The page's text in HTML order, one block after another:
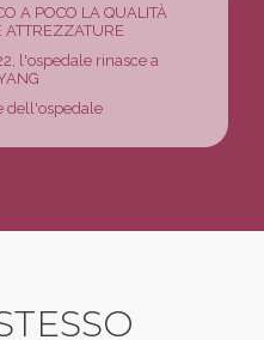
A POCO LA QUALITÀ
ATTREZZATURE
l'ospedale rinasce a
dell'ospedale